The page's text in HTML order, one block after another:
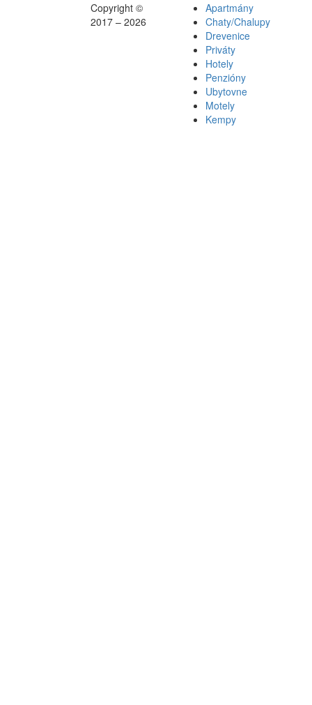
Copyright ©
2017 – 2026
Apartmány
Chaty/Chalupy
Drevenice
Priváty
Hotely
Penzióny
Ubytovne
Motely
Kempy